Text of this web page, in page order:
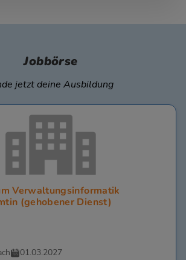
Jobbörse
jetzt deine Ausbildung
Verwaltungsinformatik
(gehobener Dienst)
01.03.2027